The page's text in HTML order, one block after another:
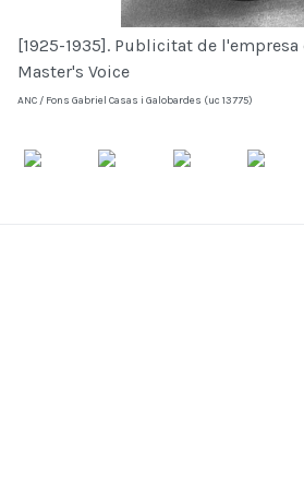
[1925-1935]. Publicitat de
Master's Voice
ANC / Fons Gabriel Casas i Galobardes (uc 13775)